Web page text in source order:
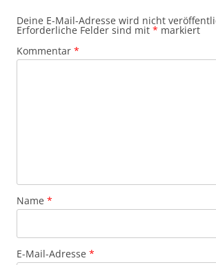
Deine E-Mail-Adresse wird nicht
Erforderliche Felder sind mit * markiert
Kommentar *
Name *
E-Mail-Adresse *